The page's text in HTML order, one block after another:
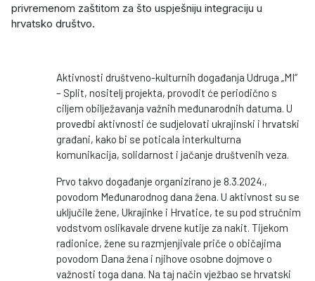
privremenom zaštitom za što uspješniju integraciju u
hrvatsko društvo.
Aktivnosti društveno-kulturnih događanja Udruga „MI“
– Split, nositelj projekta, provodit će periodično s
ciljem obilježavanja važnih međunarodnih datuma. U
provedbi aktivnosti će sudjelovati ukrajinski i hrvatski
građani, kako bi se poticala interkulturna
komunikacija, solidarnost i jačanje društvenih veza.
Prvo takvo događanje organizirano je 8.3.2024.,
povodom Međunarodnog dana žena. U aktivnost su se
uključile žene, Ukrajinke i Hrvatice, te su pod stručnim
vodstvom oslikavale drvene kutije za nakit. Tijekom
radionice, žene su razmjenjivale priče o običajima
povodom Dana žena i njihove osobne dojmove o
važnosti toga dana. Na taj način vježbao se hrvatski